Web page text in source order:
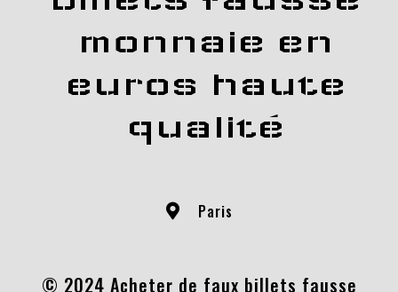
monnaie en
euros haute
qualité
Paris
© 2024 Acheter de faux billets fausse